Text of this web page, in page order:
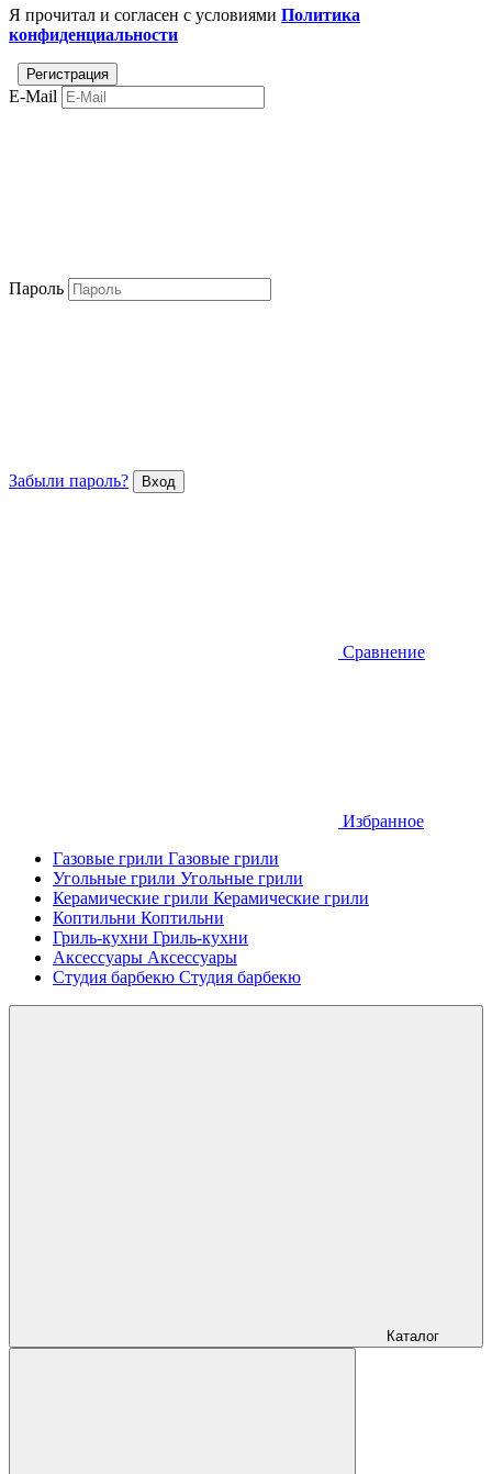
Я прочитал и согласен с условиями Политика
конфиденциальности
E-Mail
Пароль
Забыли пароль?
Сравнение
Избранное
Газовые грили Газовые грили
Угольные грили Угольные грили
Керамические грили Керамические грили
Коптильни Коптильни
Гриль-кухни Гриль-кухни
Аксессуары Аксессуары
Студия барбекю Студия барбекю
Каталог